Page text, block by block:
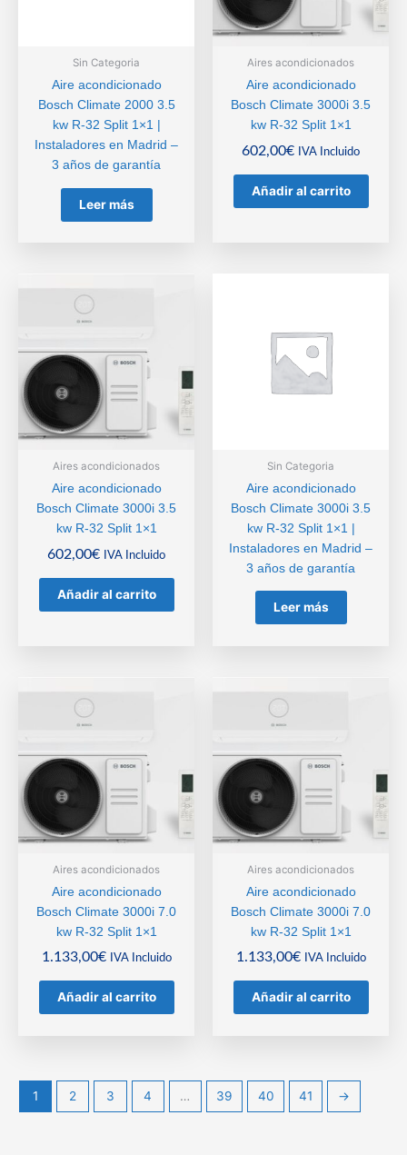
Sin Categoria
Aire acondicionado
Bosch Climate 2000 3.5
kw R-32 Split 1×1 |
Instaladores en Madrid –
3 años de garantía
Leer más
Aires acondicionados
Aire acondicionado
Bosch Climate 3000i 3.5
kw R-32 Split 1×1
602,00€ IVA Incluido
Añadir al carrito
Aires acondicionados
Aire acondicionado
Bosch Climate 3000i 3.5
kw R-32 Split 1×1
602,00€ IVA Incluido
Añadir al carrito
Sin Categoria
Aire acondicionado
Bosch Climate 3000i 3.5
kw R-32 Split 1×1 |
Instaladores en Madrid –
3 años de garantía
Leer más
Aires acondicionados
Aire acondicionado
Bosch Climate 3000i 7.0
kw R-32 Split 1×1
1.133,00€ IVA Incluido
Añadir al carrito
Aires acondicionados
Aire acondicionado
Bosch Climate 3000i 7.0
kw R-32 Split 1×1
1.133,00€ IVA Incluido
Añadir al carrito
1 2 3 4 … 39 40 41 →